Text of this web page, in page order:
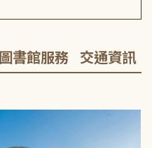
圖書館服務 交通資訊